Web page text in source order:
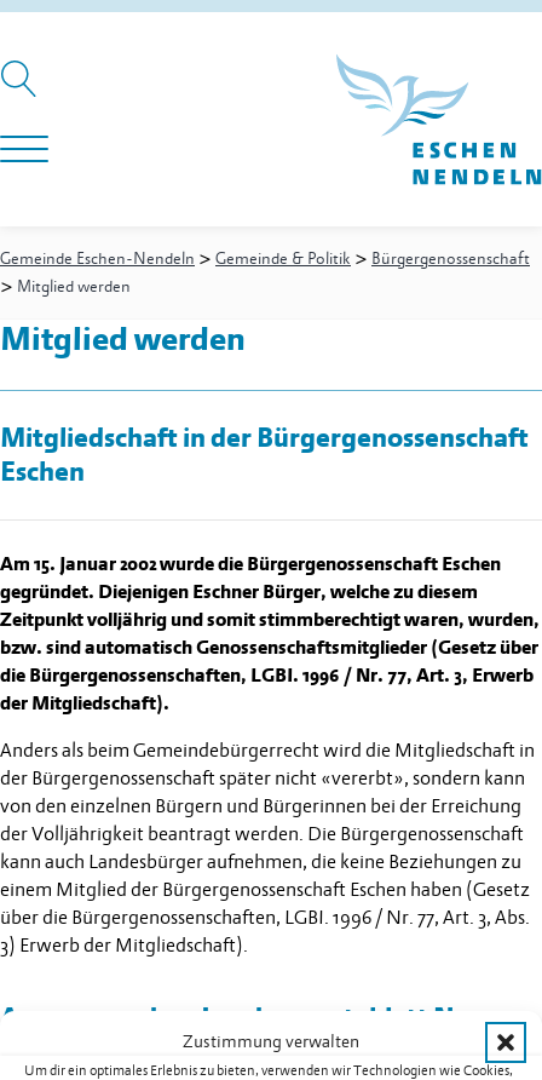
Zustimmung verwalten
Um dir ein optimales Erlebnis zu bieten, verwenden wir Technologien wie Cookies,
Gemeinde Eschen-Nendeln > Gemeinde & Politik > Bürgergenossenschaft
> Mitglied werden
Mitglied werden
Mitgliedschaft in der Bürgergenossenschaft
Eschen
Am 15. Januar 2002 wurde die Bürgergenossenschaft Eschen
gegründet. Diejenigen Eschner Bürger, welche zu diesem
Zeitpunkt volljährig und somit stimmberechtigt waren, wurden,
bzw. sind automatisch Genossenschaftsmitglieder (Gesetz über
die Bürgergenossenschaften, LGBI. 1996 / Nr. 77, Art. 3, Erwerb
der Mitgliedschaft).
Anders als beim Gemeindebürgerrecht wird die Mitgliedschaft in
der Bürgergenossenschaft später nicht «vererbt», sondern kann
von den einzelnen Bürgern und Bürgerinnen bei der Erreichung
der Volljährigkeit beantragt werden. Die Bürgergenossenschaft
kann auch Landesbürger aufnehmen, die keine Beziehungen zu
einem Mitglied der Bürgergenossenschaft Eschen haben (Gesetz
über die Bürgergenossenschaften, LGBI. 1996 / Nr. 77, Art. 3, Abs.
3) Erwerb der Mitgliedschaft).
Auszug aus dem Landesgesetzblatt Nr.
77/1996 vom 20. März 1996: